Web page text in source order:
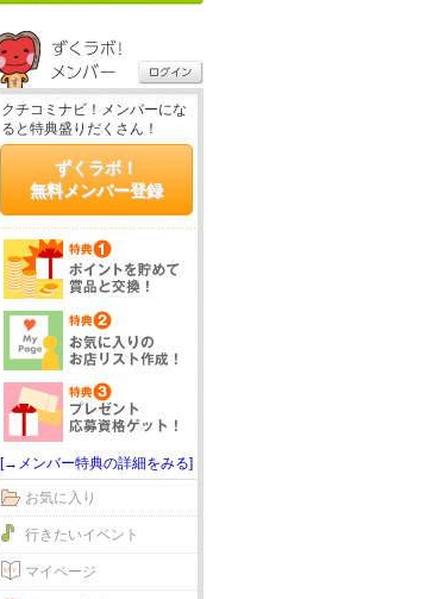
クチコミナビ！メンバーにな
ると特典盛りだくさん！
ずくラボ！
無料メンバー登録
[→メンバー特典の詳細をみる]
お気に入り
行きたいイベント
マイページ